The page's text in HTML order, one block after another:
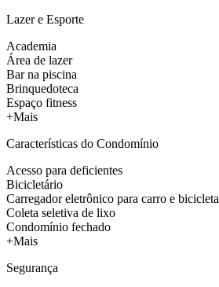
Lazer e Esporte
Academia
Área de lazer
Bar na piscina
Brinquedoteca
Espaço fitness
+Mais
Características do Condomínio
Acesso para deficientes
Bicicletário
Carregador eletrônico para carro e bicicleta
Coleta seletiva de lixo
Condomínio fechado
+Mais
Segurança